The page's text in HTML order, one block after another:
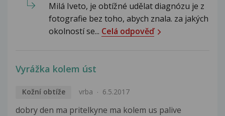
Milá Iveto, je obtížné udělat diagnózu je z
fotografie bez toho, abych znala. za jakých
okolností se... Celá odpověď
Vyrážka kolem úst
Kožní obtíže vrba 6.5.2017
dobry den ma pritelkyne ma kolem us palive